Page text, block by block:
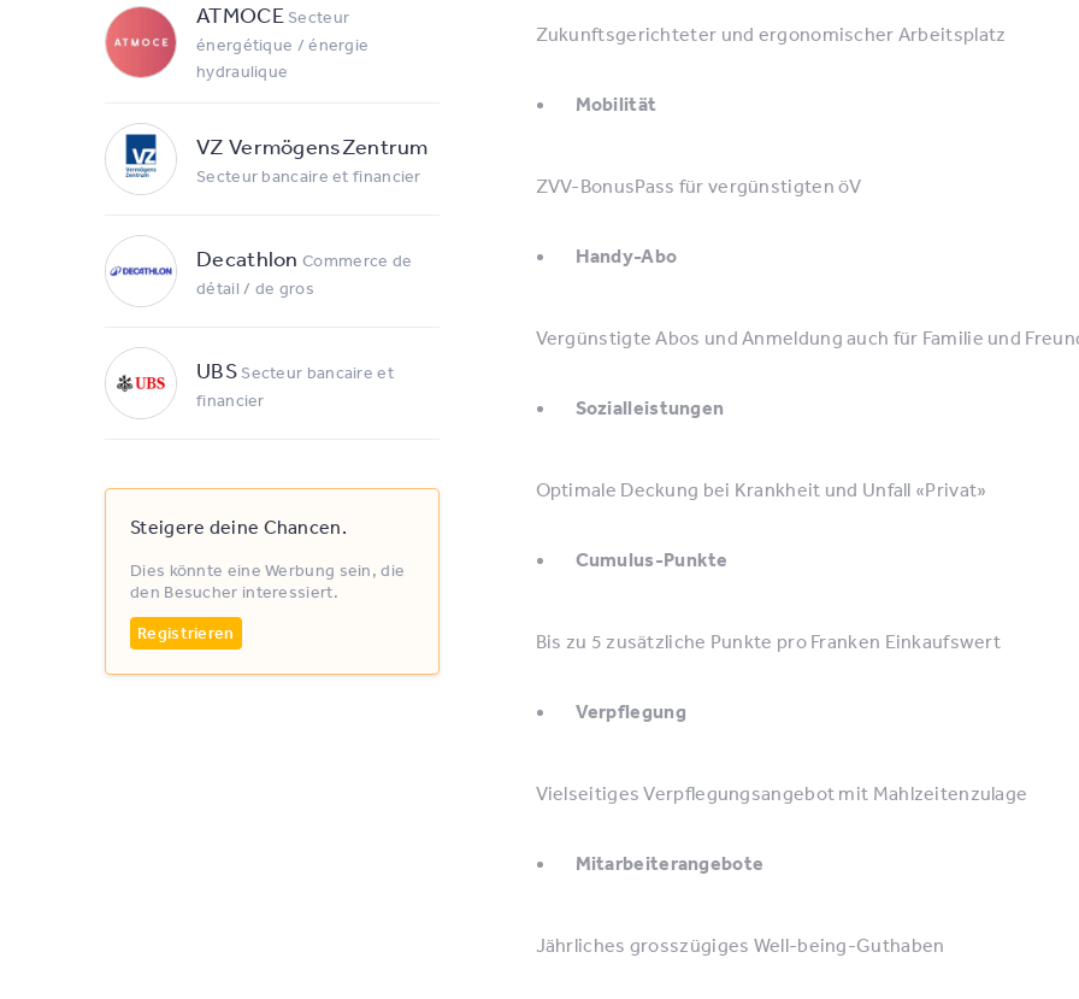
ATMOCE Secteur
énergétique / énergie
hydraulique
VZ VermögensZentrum
Secteur bancaire et financier
Decathlon Commerce de
détail / de gros
UBS Secteur bancaire et
financier
Steigere deine Chancen.
Dies könnte eine Werbung sein, die
den Besucher interessiert.
Registrieren
Zukunftsgerichteter und ergonomischer Arbeitsplatz
Mobilität
ZVV-BonusPass für vergünstigten öV
Handy-Abo
Vergünstigte Abos und Anmeldung auch für Familie und
Sozialleistungen
Optimale Deckung bei Krankheit und Unfall «Privat»
Cumulus-Punkte
Bis zu 5 zusätzliche Punkte pro Franken Einkaufswert
Verpflegung
Vielseitiges Verpflegungsangebot mit Mahlzeitenzulage
Mitarbeiterangebote
Jährliches grosszügiges Well-being-Guthaben